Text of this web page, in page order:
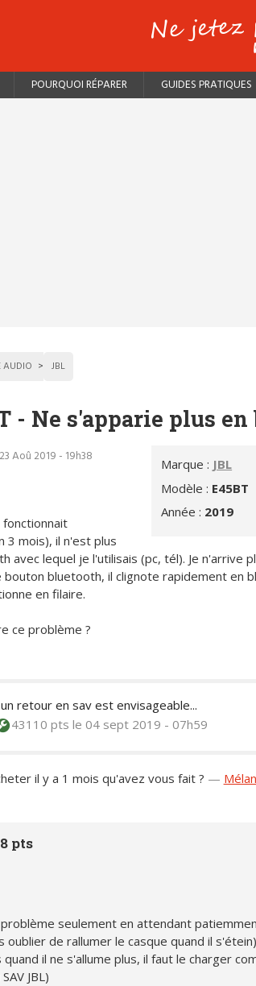
POURQUOI RÉPARER GUIDES PRATIQUES
AUDIO JBL
- Ne s'apparie plus
Marque : JBL
Modèle : E45BT
Année : 2019
Aoû 2019 - 19h38
fonctionnait
3 mois), il n'est plus
avec lequel je l'utilisais (pc, tél). Je n'arrive
bluetooth, il clignote rapidement en
en filaire.
ce problème ?
retour en sav est envisageable...
43110 pts le 04 sept 2019 - 07h59
il y a 1 mois qu'avez vous fait ? —
pts
problème seulement en attendant
de rallumer le casque quand il
il ne s'allume plus, il faut le charger
JBL)